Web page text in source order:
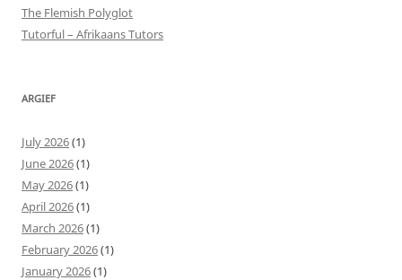
The Flemish Polyglot
Tutorful – Afrikaans Tutors
ARGIEF
July 2026(1)
June 2026(1)
May 2026(1)
April 2026(1)
March 2026(1)
February 2026(1)
January 2026(1)